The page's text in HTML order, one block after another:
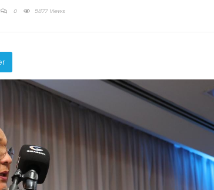
0 5877 Views